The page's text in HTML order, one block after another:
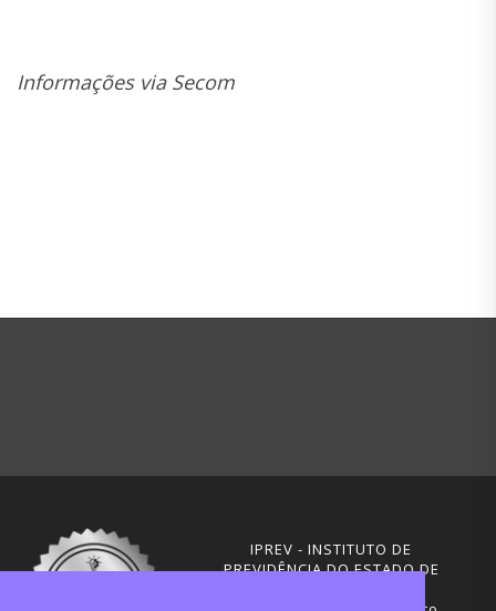
Informações via Secom
IPREV - INSTITUTO DE
PREVIDÊNCIA DO ESTADO DE